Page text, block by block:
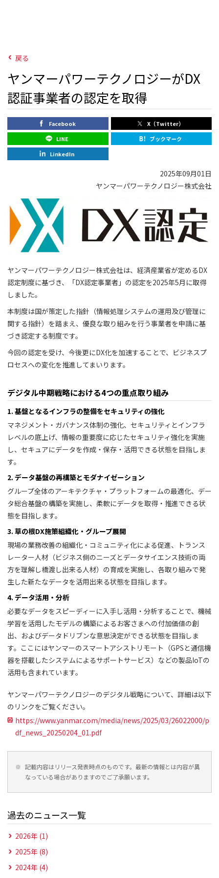
戻る
ヤンマーパワーテクノロジーがDX
認証事業者の認定を取得
Facebook
X（Twitter）
LINE
ブックマーク
LinkedIn
2025年09月01日
ヤンマーパワーテクノロジー株式会社
ヤンマーパワーテクノロジー株式会社は、経済産業省が定めるDX
認定制度に基づき、「DX認定事業者」の認定を2025年5月に取得
しました。
本制度は国が策定した指針（情報処理システムの運用及び管理に
関する指針）を踏まえ、優良な取り組みを行う事業者を申請に基
づき認定する制度です。
今回の認定を受け、今後更にDX化を加速することで、ビジネスプ
ロセスへの変化を推進してまいります。
デジタル中期戦略における4つの重点取り組み
1. 基盤となるインフラの整備をセキュリティの強化
マネジメント・ガバナンス体制の強化、セキュリティとインフラ
レベルの底上げ、情報の重要度に応じたセキュリティ強化を実施
し、セキュアにデータを作成・保存・活用できる状態を目指しま
す。
2. データ基盤の再構築とモダナイゼーション
グループ全体のアーキテクチャ・プラットフォームの最適化、デー
タ総合基盤の構築を実施し、柔軟にデータを取得・推進できる状
態を目指します。
3. 草の根DX施策組織化・グループ展開
現場の業務改善の組織化・コミュニティ化による促進、トランス
レーター人材（ビジネス側のニーズとデータサイエンス技術の両
方を理解し橋渡し出来る人材）の育成を実施し、各取り組みで発
生した新たなデータを活用出来る状態を目指します。
4. データ活用・分析
必要なデータをスピーディーに入手し活用・分析することで、機械
学習を活用したモデルの構築によるお客さまへの付加価値の創
出、およびデータドリブンな意思決定ができる状態を目指しま
す。ここにはヤンマーのスマートアシストリモート（GPSと通信機
器を搭載したシステムによるサポートサービス）などの製品IoTの
活用も含まれています。
ヤンマーパワーテクノロジーのデジタル戦略について、詳細は以下
のリンクをご覧ください。
https://www.yanmar.com/media/news/2025/03/26022000/p
df_news_20250204_01.pdf
※ 記載内容はリリース発表時点のものです。最新の情報とは内容が異
なっている場合がありますのでご了承願います。
過去のニュース一覧
2026年 (1)
2025年 (8)
2024年 (4)